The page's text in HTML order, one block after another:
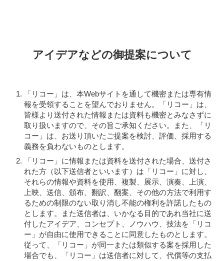
アイデアなどの御提案について
「リコー」は、本Webサイトを通して機密または専有情
報を受領することを望んでおりません。「リコー」は、
皆様より送付された情報または資料も機密とみなさずに
取り扱いますので、その旨ご承知ください。また、「リ
コー」は、お送り頂いたご提案を検討、評価、採用する
義務を負わないものとします。
「リコー」に情報または資料を送付された場合、送付さ
れた方（以下送信者といいます）は「リコー」に対し、
それらの情報や資料を使用、複製、展示、演奏、上演、
上映、送信、頒布、翻訳、翻案、その他の方法で利用す
るための制限のない取り消し不能の権利を許諾したもの
とします。また送信者は、いかなる目的であれ当社に送
付したアイデア、コンセプト、ノウハウ、技法を「リコ
ー」が自由に使用できることに同意したものとします。
従って、「リコー」が同一または類似する案を採用した
場合でも、「リコー」は送信者に対して、代償等の支払